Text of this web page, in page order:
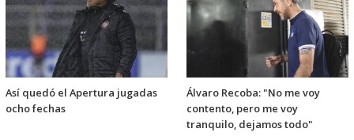
Así quedó el Apertura jugadas
ocho fechas
Álvaro Recoba: "No me voy
contento, pero me voy
tranquilo, dejamos todo"